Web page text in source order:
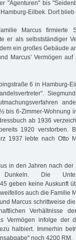
"Agenturen" bis
Eilbek. Dort
Marcus firmierte
er als selbstständiger
ein großes Gebäude
Marcus’ Vermögen
6 in Hamburg-
bis 6-Zimmer-Wohnung
ab 1936
1920 verstorben.
1937 lebte nach Otto
in den Jahren nach
Dunkeln. Die
geben keine Auskunft
auch die Familie
Marcus schrittweise
Verhältnisse
Ver­mögen infolge der
halbiert. Immerhin
noch 4200 RM.